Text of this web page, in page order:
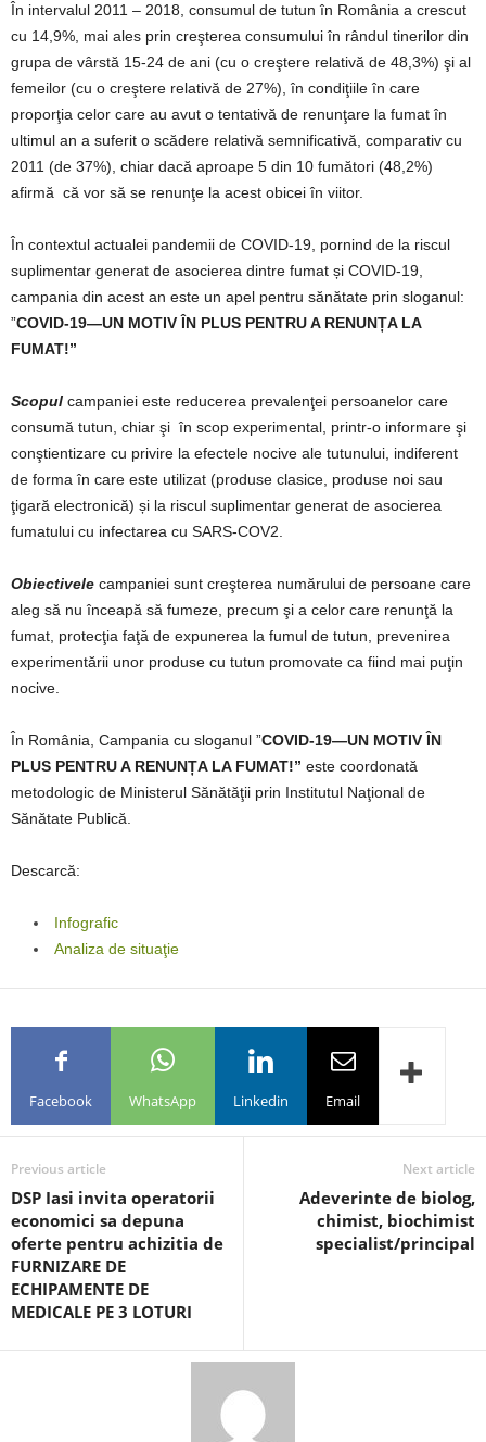
În intervalul 2011 – 2018, consumul de tutun în România a crescut
cu 14,9%, mai ales prin creşterea consumului în rândul tinerilor din
grupa de vârstă 15-24 de ani (cu o creştere relativă de 48,3%) şi al
femeilor (cu o creştere relativă de 27%), în condiţiile în care
proporţia celor care au avut o tentativă de renunţare la fumat în
ultimul an a suferit o scădere relativă semnificativă, comparativ cu
2011 (de 37%), chiar dacă aproape 5 din 10 fumători (48,2%)
afirmă că vor să se renunţe la acest obicei în viitor.
În contextul actualei pandemii de COVID-19, pornind de la riscul
suplimentar generat de asocierea dintre fumat și COVID-19,
campania din acest an este un apel pentru sănătate prin sloganul:
”COVID-19—UN MOTIV ÎN PLUS PENTRU A RENUNȚA LA
FUMAT!”
Scopul campaniei este reducerea prevalenţei persoanelor care
consumă tutun, chiar şi în scop experimental, printr-o informare şi
conştientizare cu privire la efectele nocive ale tutunului, indiferent
de forma în care este utilizat (produse clasice, produse noi sau
ţigară electronică) și la riscul suplimentar generat de asocierea
fumatului cu infectarea cu SARS-COV2.
Obiectivele campaniei sunt creşterea numărului de persoane care
aleg să nu înceapă să fumeze, precum şi a celor care renunţă la
fumat, protecţia faţă de expunerea la fumul de tutun, prevenirea
experimentării unor produse cu tutun promovate ca fiind mai puţin
nocive.
În România, Campania cu sloganul ”COVID-19—UN MOTIV ÎN
PLUS PENTRU A RENUNȚA LA FUMAT!” este coordonată
metodologic de Ministerul Sănătăţii prin Institutul Naţional de
Sănătate Publică.
Descarcă:
Infografic
Analiza de situaţie
Facebook WhatsApp Linkedin Email
Previous article
DSP Iasi invita operatorii
economici sa depuna
oferte pentru achizitia de
FURNIZARE DE
ECHIPAMENTE DE
MEDICALE PE 3 LOTURI
Next article
Adeverinte de biolog,
chimist, biochimist
specialist/principal